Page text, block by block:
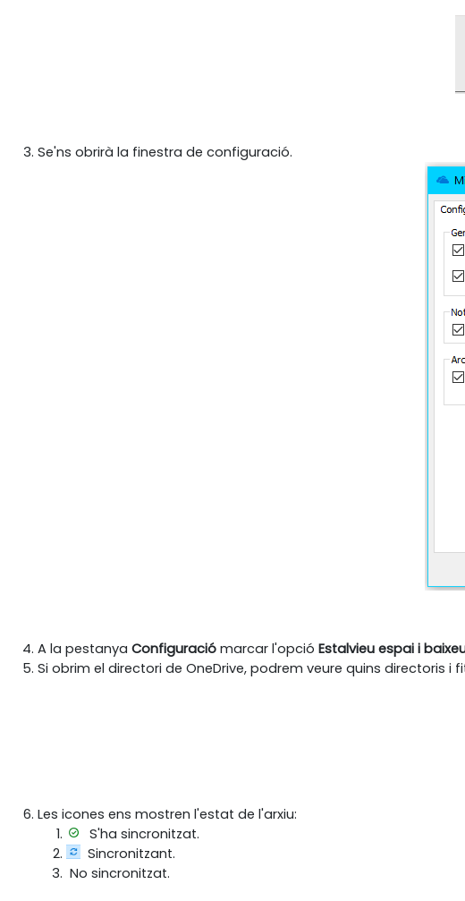
Se'ns obrirà la finestra de configuració.
A la pestanya Configuració marcar l'opció Estalvieu espai i
Si obrim el directori de OneDrive, podrem veure quins directoris i
Les icones ens mostren l'estat de l'arxiu:
S'ha sincronitzat.
Sincronitzant.
No sincronitzat.